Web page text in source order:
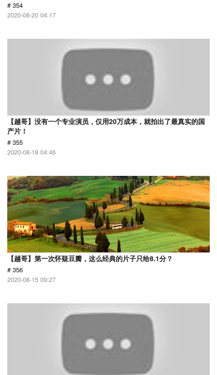
# 354
2020-08-20 04:17
【越哥】没有一个专业演员，仅用20万成本，就拍出了最真实的国
产片！
# 355
2020-08-18 04:46
【越哥】第一次怀疑豆瓣，这么经典的片子只给8.1分？
# 356
2020-08-15 09:27